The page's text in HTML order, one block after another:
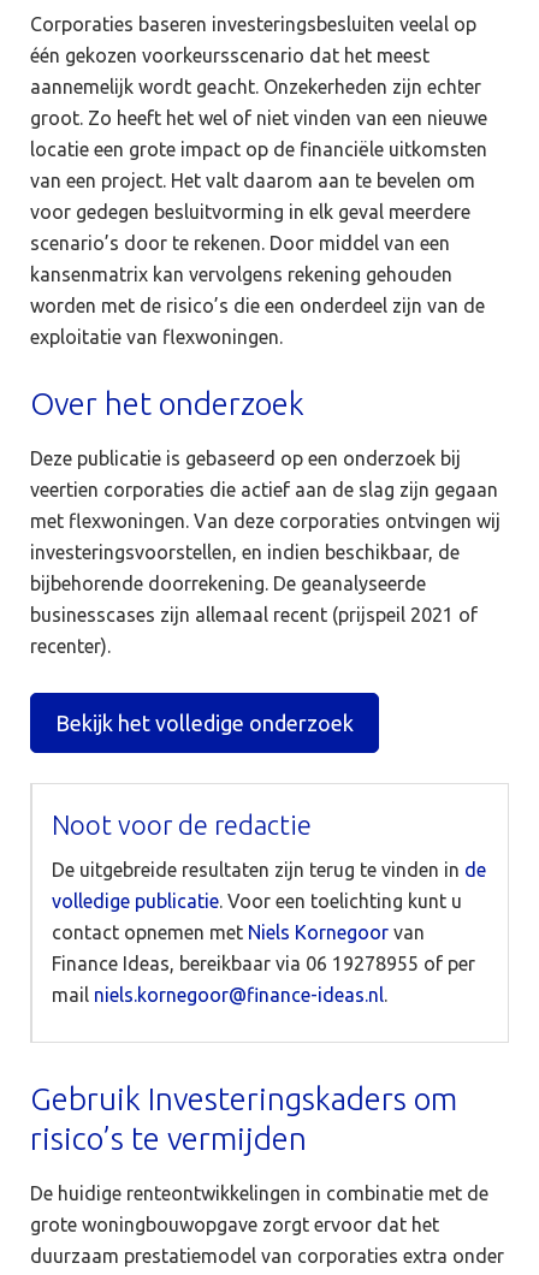
Corporaties baseren investeringsbesluiten veelal op
één gekozen voorkeursscenario dat het meest
aannemelijk wordt geacht. Onzekerheden zijn echter
groot. Zo heeft het wel of niet vinden van een nieuwe
locatie een grote impact op de financiële uitkomsten
van een project. Het valt daarom aan te bevelen om
voor gedegen besluitvorming in elk geval meerdere
scenario’s door te rekenen. Door middel van een
kansenmatrix kan vervolgens rekening gehouden
worden met de risico’s die een onderdeel zijn van de
exploitatie van flexwoningen.
Over het onderzoek
Deze publicatie is gebaseerd op een onderzoek bij
veertien corporaties die actief aan de slag zijn gegaan
met flexwoningen. Van deze corporaties ontvingen wij
investeringsvoorstellen, en indien beschikbaar, de
bijbehorende doorrekening. De geanalyseerde
businesscases zijn allemaal recent (prijspeil 2021 of
recenter).
Bekijk het volledige onderzoek
Noot voor de redactie
De uitgebreide resultaten zijn terug te vinden in de
volledige publicatie. Voor een toelichting kunt u
contact opnemen met Niels Kornegoorvan
Finance Ideas, bereikbaar via 06 19278955 of per
mail niels.kornegoor@finance-ideas.nl.
Gebruik Investeringskaders om
risico’s te vermijden
De huidige renteontwikkelingen in combinatie met de
grote woningbouwopgave zorgt ervoor dat het
duurzaam prestatiemodel van corporaties extra onder